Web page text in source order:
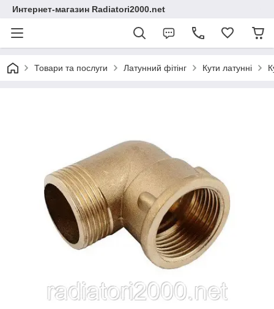
Интернет-магазин Radiatori2000.net
Товари та послуги Латунний фітінг Кути латунні